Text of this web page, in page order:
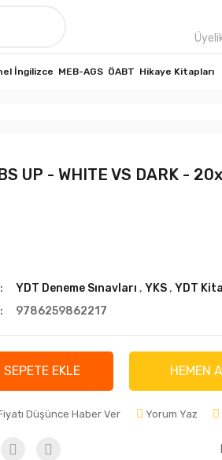
İngilizce MEB-AGS ÖABT Hikaye Kitapları
UP - WHITE VS DARK -
YDT Deneme Sınavları ,YKS,YDT
9786259862217
SEPETE EKLE HEMEN
Düşünce Haber Ver Yorum Yaz